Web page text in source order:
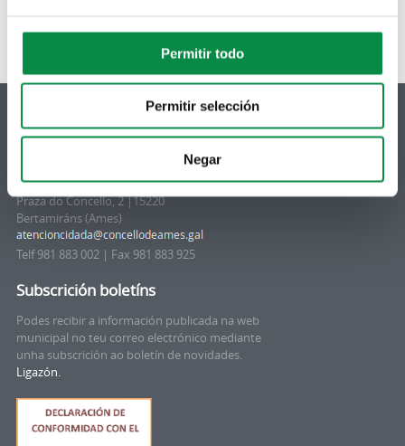
Permitir todo
Permitir selección
Negar
© Concello de Ames
Praza do Concello, 2 |15220
Bertamiráns (Ames)
Telf 981 883 002 | Fax 981 883 925
Subscrición boletíns
Podes recibir a información publicada na web
municipal no teu correo electrónico mediante
unha subscrición ao boletín de novidades.
Ligazón.